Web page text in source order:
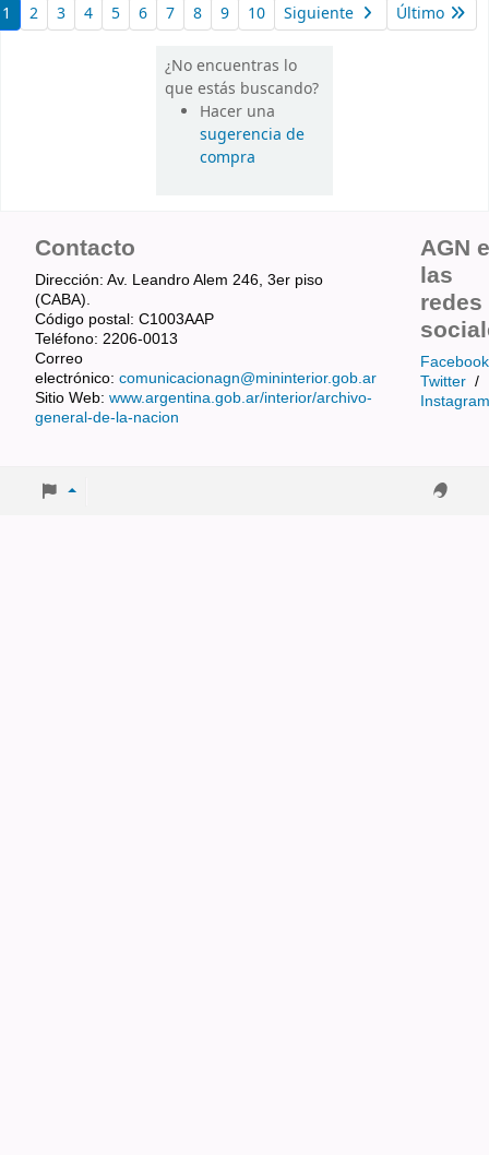
1 2 3 4 5 6 7 8 9 10 Siguiente Último
¿No encuentras lo
que estás buscando?
Hacer una
sugerencia de
compra
Contacto
Dirección: Av. Leandro Alem 246, 3er piso
(CABA).
Código postal: C1003AAP
Teléfono: 2206-0013
Correo
electrónico: comunicacionagn@mininterior.gob.ar
Sitio Web: www.argentina.gob.ar/interior/archivo-
general-de-la-nacion
AGN
las
redes
Facebook
Twitter /
Instagram